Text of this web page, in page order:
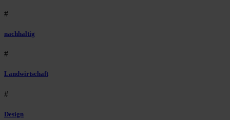
#
nachhaltig
#
Landwirtschaft
#
Design